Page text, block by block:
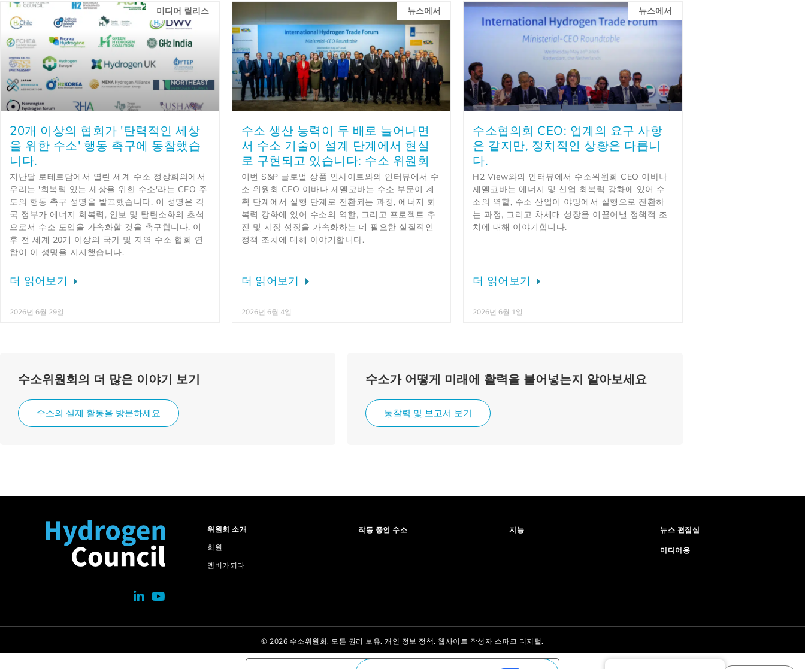
미디어 릴리스
20개 이상의 협회가 '탄력적인 세상
을 위한 수소' 행동 촉구에 동참했습
니다.
지난달 로테르담에서 열린 세계 수소 정상회의에서
우리는 '회복력 있는 세상을 위한 수소'라는 CEO 주
도의 행동 촉구 성명을 발표했습니다. 이 성명은 각
국 정부가 에너지 회복력, 안보 및 탈탄소화의 초석
으로서 수소 도입을 가속화할 것을 촉구합니다. 이
후 전 세계 20개 이상의 국가 및 지역 수소 협회 연
합이 이 성명을 지지했습니다.
더 읽어보기
2026년 6월 29일
뉴스에서
수소 생산 능력이 두 배로 늘어나면
서 수소 기술이 설계 단계에서 현실
로 구현되고 있습니다: 수소 위원회
이번 S&P 글로벌 상품 인사이트와의 인터뷰에서 수
소 위원회 CEO 이바나 제멜코바는 수소 부문이 계
획 단계에서 실행 단계로 전환되는 과정, 에너지 회
복력 강화에 있어 수소의 역할, 그리고 프로젝트 추
진 및 시장 성장을 가속화하는 데 필요한 실질적인
정책 조치에 대해 이야기합니다.
더 읽어보기
2026년 6월 4일
뉴스에서
수소협의회 CEO: 업계의 요구 사항
은 같지만, 정치적인 상황은 다릅니
다.
H2 View와의 인터뷰에서 수소위원회 CEO 이바나
제멜코바는 에너지 및 산업 회복력 강화에 있어 수
소의 역할, 수소 산업이 야망에서 실행으로 전환하
는 과정, 그리고 차세대 성장을 이끌어낼 정책적 조
치에 대해 이야기합니다.
더 읽어보기
2026년 6월 1일
수소위원회의 더 많은 이야기 보기
수소의 실제 활동을 방문하세요
수소가 어떻게 미래에 활력을 불어넣는지 알아보세요
통찰력 및 보고서 보기
위원회 소개
회원
멤버가되다
작동 중인 수소 지능 뉴스 편집실
미디어용
© 2026 수소위원회. 모든 권리 보유. 개인 정보 정책. 웹사이트 작성자 스파크 디지털.